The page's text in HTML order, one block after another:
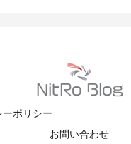
ポリシー
お問い合わせ